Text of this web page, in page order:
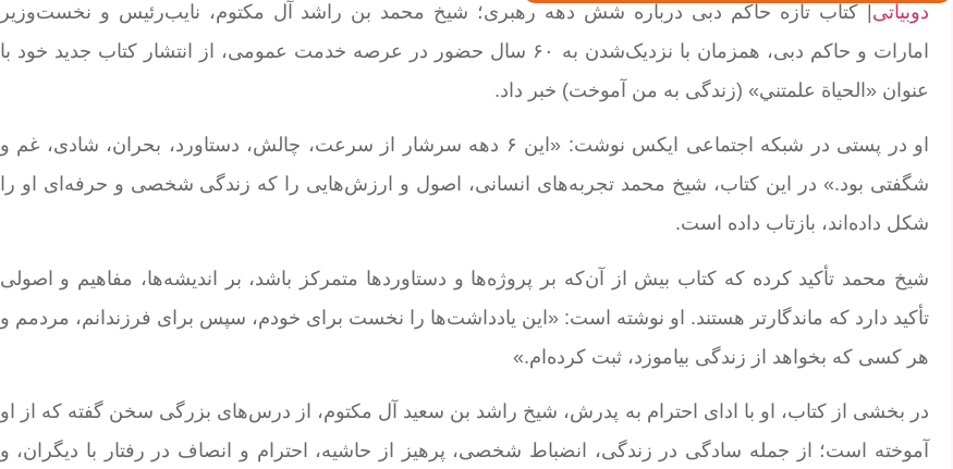
دوبیاتی | کتاب تازه حاکم دبی درباره شش دهه رهبری؛ شیخ محمد بن راشد آل مکتوم، نایب‌رئیس و نخست‌وزیر
امارات و حاکم دبی، همزمان با نزدیک‌شدن به ۶۰ سال حضور در عرصه خدمت عمومی، از انتشار کتاب جدید خود با
عنوان «الحياة علمتني» (زندگی به من آموخت) خبر داد.
او در پستی در شبکه اجتماعی ایکس نوشت: «این ۶ دهه سرشار از سرعت، چالش، دستاورد، بحران، شادی، غم و
شگفتی بود.» در این کتاب، شیخ محمد تجربه‌های انسانی، اصول و ارزش‌هایی را که زندگی شخصی و حرفه‌ای او را
شکل داده‌اند، بازتاب داده است.
شیخ محمد تأکید کرده که کتاب بیش از آن‌که بر پروژه‌ها و دستاوردها متمرکز باشد، بر اندیشه‌ها، مفاهیم و اصولی
تأکید دارد که ماندگارتر هستند. او نوشته است: «این یادداشت‌ها را نخست برای خودم، سپس برای فرزندانم، مردمم و
هر کسی که بخواهد از زندگی بیاموزد، ثبت کرده‌ام.»
در بخشی از کتاب، او با ادای احترام به پدرش، شیخ راشد بن سعید آل مکتوم، از درس‌های بزرگی سخن گفته که از او
آموخته است؛ از جمله سادگی در زندگی، انضباط شخصی، پرهیز از حاشیه، احترام و انصاف در رفتار با دیگران، و